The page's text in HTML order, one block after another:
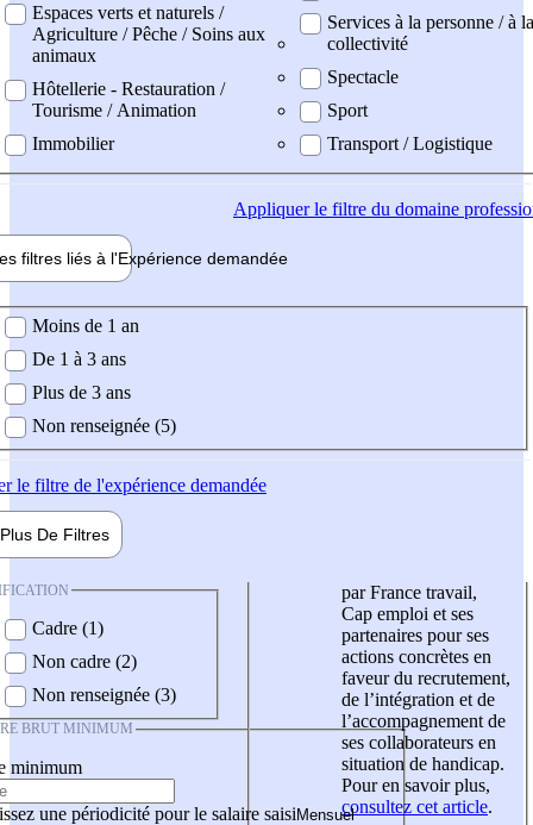
Espaces verts et naturels /
Agriculture / Pêche / Soins aux
animaux
Hôtellerie - Restauration /
Tourisme / Animation
Immobilier
Services à la personne / à la
collectivité
Spectacle
Sport
Transport / Logistique
Appliquerle filtre du domaine
filtres liés à l'Expérience demandée
demandée
Moins de 1 an
De 1 à 3 ans
Plus de 3 ans
Non renseignée (5)
le filtre de l'expérience demandée
Plus De Filtres
Cadre (1)
Non cadre (2)
Non renseignée (3)
BRUT MINIMUM
minimum
une périodicité pour le salaire saisi
par France travail,
Cap emploi et ses
partenaires pour ses
actions concrètes en
faveur du recrutement,
de l’intégration et de
l’accompagnement de
ses collaborateurs en
situation de handicap.
Pour en savoir plus,
consultez cet article.